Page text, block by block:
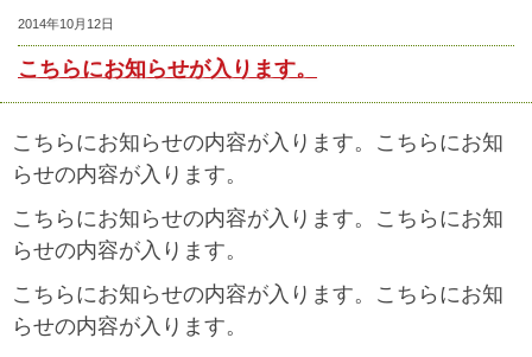
2014年10月12日
こちらにお知らせが入ります。
こちらにお知らせの内容が入ります。こちらにお知
らせの内容が入ります。
こちらにお知らせの内容が入ります。こちらにお知
らせの内容が入ります。
こちらにお知らせの内容が入ります。こちらにお知
らせの内容が入ります。